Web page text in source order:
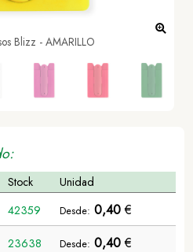
Blizz - AMARILLO
Stock Unidad
42359 Desde: 0,40€
23638 Desde: 0,40€